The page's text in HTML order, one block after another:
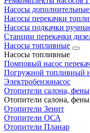
Насосы
Насосы перекачки
Насосы подкачки
Станции перекачки
Насосы топливные
Насосы топливные
Помповый насос
Погружной топливный
Электробензонасос
Отопители салона, фены
Отопители салона, фены
Отопители Зенит
Отопители ОСА
Отопители Планар